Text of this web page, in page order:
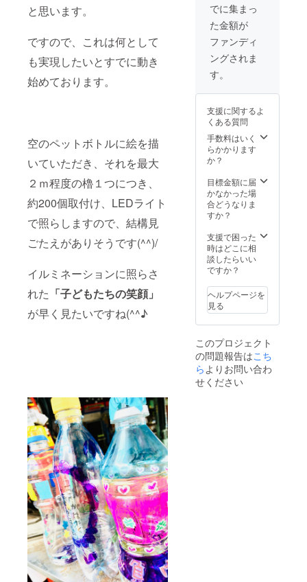
と思います。
ですので、これは何として
も実現したいとすでに動き
始めております。
空のペットボトルに絵を描
いていただき、それを最大
２ｍ程度の櫓１つにつき、
約200個取付け、LEDライト
で照らしますので、結構見
ごたえがありそうです(^^)/
イルミネーションに照らさ
れた 「子どもたちの笑顔」
が早く見たいですね(^^♪
でに集まっ
た金額が
ファンディ
ングされま
す。
支援に関するよ
くある質問
手数料はいく
らかかります
か？
目標金額に届
かなかった場
合どうなりま
すか？
支援で困った
時はどこに相
談したらいい
ですか？
ヘルプページを
見る
このプロジェクト
の問題報告はこち
らよりお問い合わ
せください